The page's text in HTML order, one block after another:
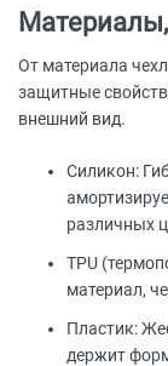
От материала
защитные
внешний вид.
Силикон:
различных
TPU
материал,
Пластик:
держит